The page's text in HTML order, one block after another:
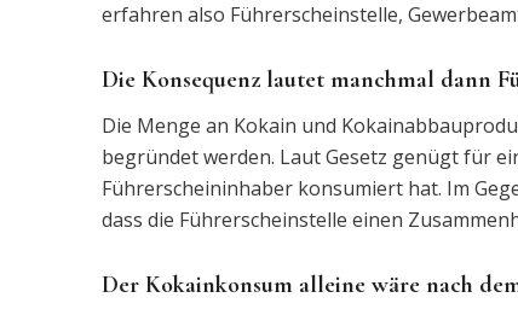
erfahren also Führerscheinstelle,
Die Konsequenz lautet manchmal dann
Die Menge an Kokain und
begründet werden. Laut Gesetz genügt für
Führerscheininhaber konsumiert hat. Im
dass die Führerscheinstelle einen
Der Kokainkonsum alleine wäre nach